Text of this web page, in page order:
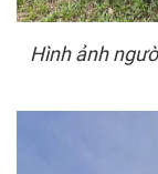
Hình ảnh